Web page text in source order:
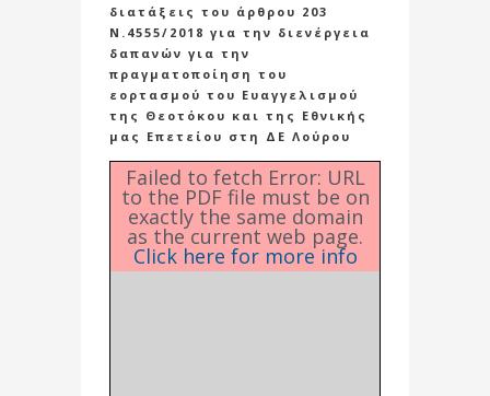
διατάξεις του άρθρου 203
Ν.4555/2018 για την διενέργεια
δαπανών για την
πραγματοποίηση του
εορτασμού του Ευαγγελισμού
της Θεοτόκου και της Εθνικής
μας Επετείου στη ΔΕ Λούρου
Failed to fetch Error: URL
to the PDF file must be on
exactly the same domain
as the current web page.
Click here for more info